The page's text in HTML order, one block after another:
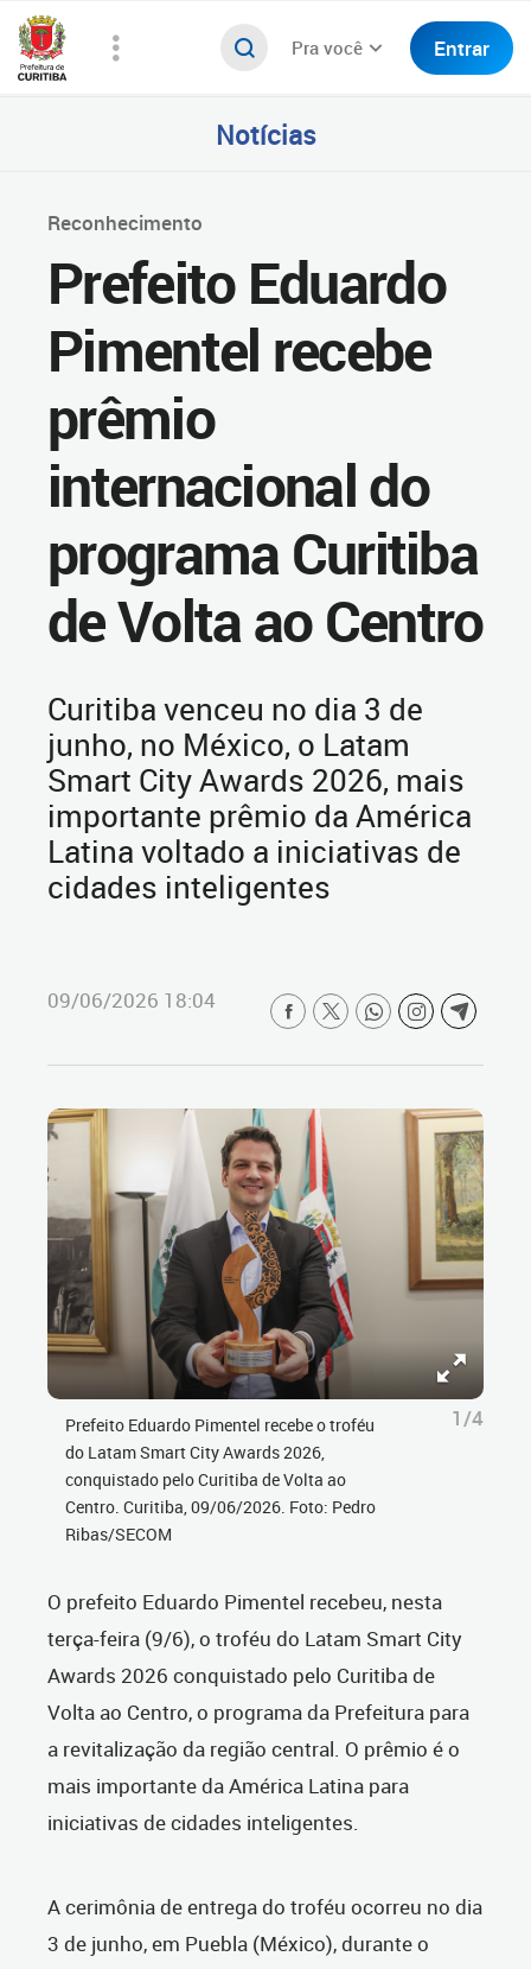
Pra você Entrar
Notícias
Reconhecimento
Prefeito Eduardo
Pimentel recebe
prêmio
internacional do
programa Curitiba
de Volta ao Centro
Curitiba venceu no dia 3 de
junho, no México, o Latam
Smart City Awards 2026, mais
importante prêmio da América
Latina voltado a iniciativas de
cidades inteligentes
09/06/2026 18:04
Prefeito Eduardo Pimentel recebe o troféu
do Latam Smart City Awards 2026,
conquistado pelo Curitiba de Volta ao
Centro. Curitiba, 09/06/2026. Foto: Pedro
Ribas/SECOM
1/4
O prefeito Eduardo Pimentel recebeu, nesta
terça-feira (9/6), o troféu do Latam Smart City
Awards 2026 conquistado pelo Curitiba de
Volta ao Centro, o programa da Prefeitura para
a revitalização da região central. O prêmio é o
mais importante da América Latina para
iniciativas de cidades inteligentes.
A cerimônia de entrega do troféu ocorreu no dia
3 de junho, em Puebla (México), durante o